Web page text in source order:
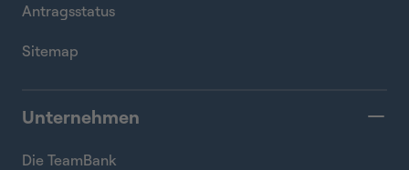
Antragsstatus
Sitemap
Unternehmen
Die TeamBank